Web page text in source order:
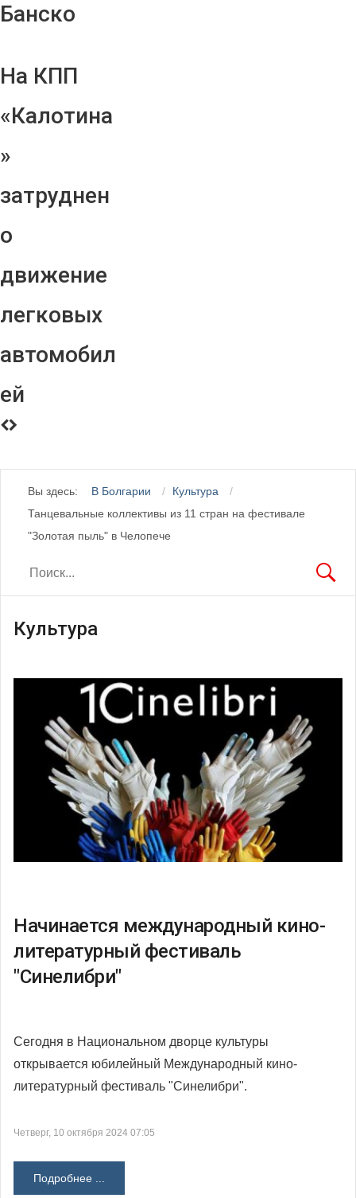
Банско
На КПП
«Калотина
»
затруднен
о
движение
легковых
автомобил
ей
Вы здесь: В Болгарии
Культура
Танцевальные коллективы из 11 стран на фестивале
"Золотая пыль" в Челопече
Культура
Начинается международный кино-
литературный фестиваль
"Синелибри"
Сегодня в Национальном дворце культуры
открывается юбилейный Международный кино-
литературный фестиваль "Синелибри".
Четверг, 10 октября 2024 07:05
Подробнее ...